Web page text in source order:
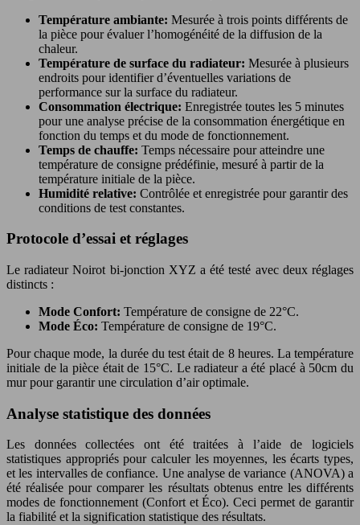
Température ambiante: Mesurée à trois points différents de
la pièce pour évaluer l’homogénéité de la diffusion de la
chaleur.
Température de surface du radiateur: Mesurée à plusieurs
endroits pour identifier d’éventuelles variations de
performance sur la surface du radiateur.
Consommation électrique: Enregistrée toutes les 5 minutes
pour une analyse précise de la consommation énergétique en
fonction du temps et du mode de fonctionnement.
Temps de chauffe: Temps nécessaire pour atteindre une
température de consigne prédéfinie, mesuré à partir de la
température initiale de la pièce.
Humidité relative: Contrôlée et enregistrée pour garantir des
conditions de test constantes.
Protocole d’essai et réglages
Le radiateur Noirot bi-jonction XYZ a été testé avec deux réglages
distincts :
Mode Confort: Température de consigne de 22°C.
Mode Éco: Température de consigne de 19°C.
Pour chaque mode, la durée du test était de 8 heures. La température
initiale de la pièce était de 15°C. Le radiateur a été placé à 50cm du
mur pour garantir une circulation d’air optimale.
Analyse statistique des données
Les données collectées ont été traitées à l’aide de logiciels
statistiques appropriés pour calculer les moyennes, les écarts types,
et les intervalles de confiance. Une analyse de variance (ANOVA) a
été réalisée pour comparer les résultats obtenus entre les différents
modes de fonctionnement (Confort et Éco). Ceci permet de garantir
la fiabilité et la signification statistique des résultats.